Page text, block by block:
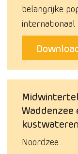
belangrijke
internationaal
Waddenzee
Noordzee